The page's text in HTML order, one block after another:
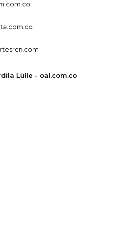
Lülle - oal.com.co